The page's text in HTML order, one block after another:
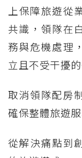
上保障旅遊從
共識，領隊在
務與危機處理
立且不受干擾
取消領隊配房
確保整體旅遊
從解決痛點到